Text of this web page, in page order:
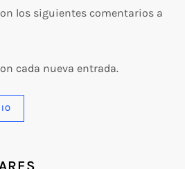
los siguientes comentarios a
cada nueva entrada.